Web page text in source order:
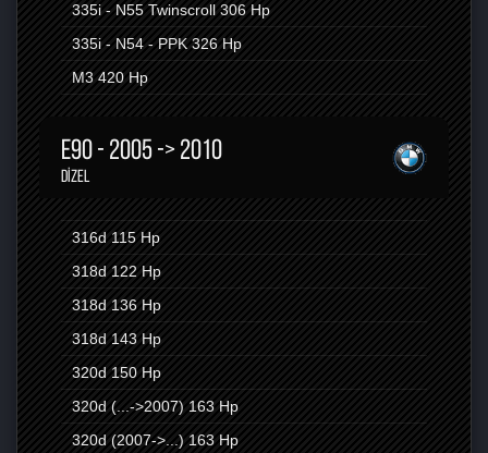
335i - N55 Twinscroll 306 Hp
335i - N54 - PPK 326 Hp
M3 420 Hp
E90 - 2005 -> 2010
DIZEL
316d 115 Hp
318d 122 Hp
318d 136 Hp
318d 143 Hp
320d 150 Hp
320d (...->2007) 163 Hp
320d (2007->...) 163 Hp